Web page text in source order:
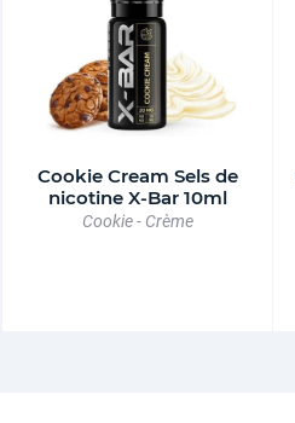
Cookie Cream Sels de
nicotine X-Bar 10ml
Cookie - Crème